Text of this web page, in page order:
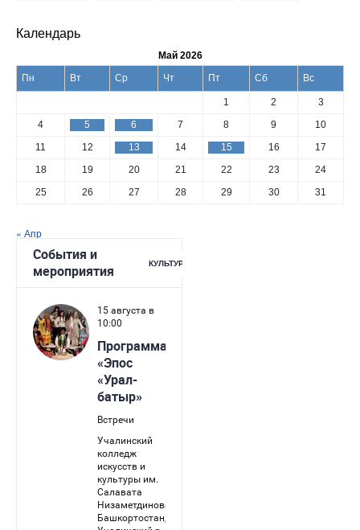
Календарь
Май 2026
Пн
Вт Ср Чт Пт Сб Вс
1 2
3
4
5 6 7 8 9
10
11
12 13 14 15 16
17
18
19 20 21 22 23
24
25
26 27 28 29 30 31
« Апр